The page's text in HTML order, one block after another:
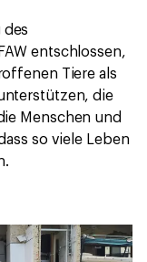
des
entschlossen,
Tiere als
die
Menschen und
so viele Leben